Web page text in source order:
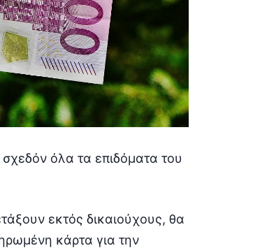
όλα τα επιδόματα του
εκτός δικαιούχους, θα
κάρτα για την